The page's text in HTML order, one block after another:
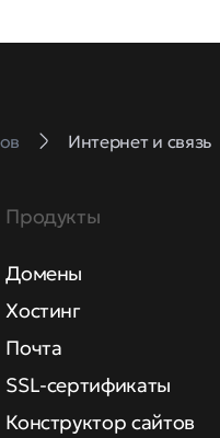
Интернет и связь
Продукты
Домены
Хостинг
Почта
SSL-сертификаты
Конструктор сайтов